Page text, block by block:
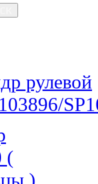
рулевой